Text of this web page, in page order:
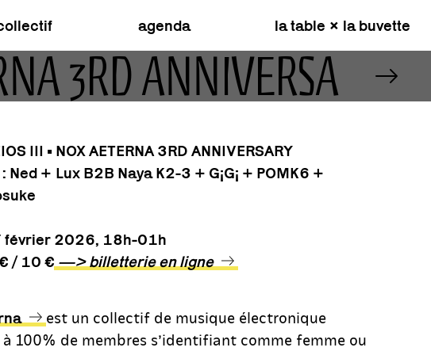
agenda la table × la buvette
3RD ANNIVERSARY
III • NOX AETERNA 3RD ANNIVERSARY
Ned + Lux B2B Naya K2-3 + G¡G¡ + POMK6 +
février 2026, 18h-01h
/ 10 € —> billetterie en ligne
est un collectif de musique électronique
100% de membres s’identifiant comme femme ou